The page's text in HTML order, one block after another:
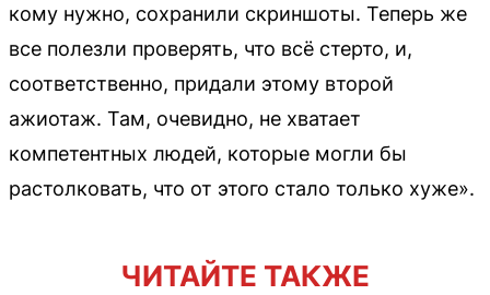
кому нужно, сохранили скриншоты. Теперь же
все полезли проверять, что всё стерто, и,
соответственно, придали этому второй
ажиотаж. Там, очевидно, не хватает
компетентных людей, которые могли бы
растолковать, что от этого стало только хуже».
ЧИТАЙТЕ ТАКЖЕ